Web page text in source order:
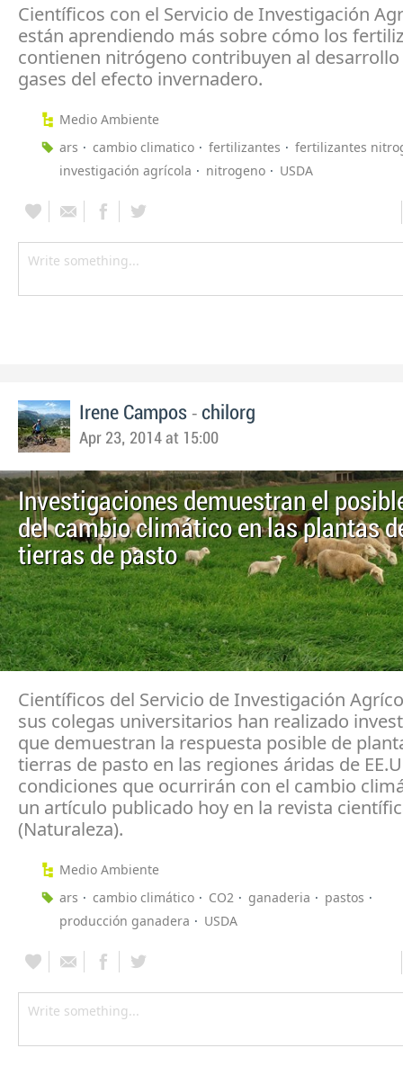
Científicos con el Servicio de Investigación
están aprendiendo más sobre cómo los
contienen nitrógeno contribuyen al desarrollo
gases del efecto invernadero.
Medio Ambiente
ars
cambio climatico fertilizantes
fertilizantes
investigación agrícola
nitrogeno USDA
Irene Campos - chilorg
Apr 23, 2014 at 15:00
Investigaciones demuestran el
del cambio climático en las plantas
tierras de pasto
Científicos del Servicio de Investigación
sus colegas universitarios han realizado
que demuestran la respuesta posible de
tierras de pasto en las regiones áridas de
condiciones que ocurrirán con el cambio
un artículo publicado hoy en la revista
(Naturaleza).
Medio Ambiente
ars
cambio climático CO2 ganaderia
pastos
producción ganadera
USDA